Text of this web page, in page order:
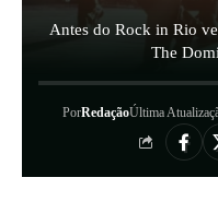
Antes do Rock in Rio
The
PorRedaçãoÚltima